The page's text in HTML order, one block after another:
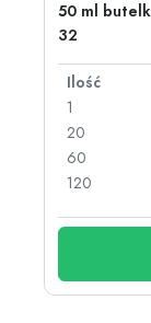
50 ml
32
Ilość
1
20
60
120